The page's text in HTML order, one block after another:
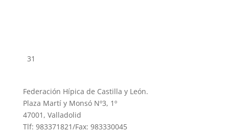
31
Federación Hípica de Castilla y León.
Plaza Martí y Monsó Nº3, 1º
47001, Valladolid
Tlf: 983371821/Fax: 983330045